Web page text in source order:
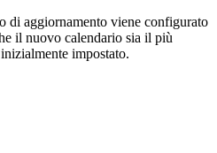
di aggiornamento viene configurato
il nuovo calendario sia il più
impostato.